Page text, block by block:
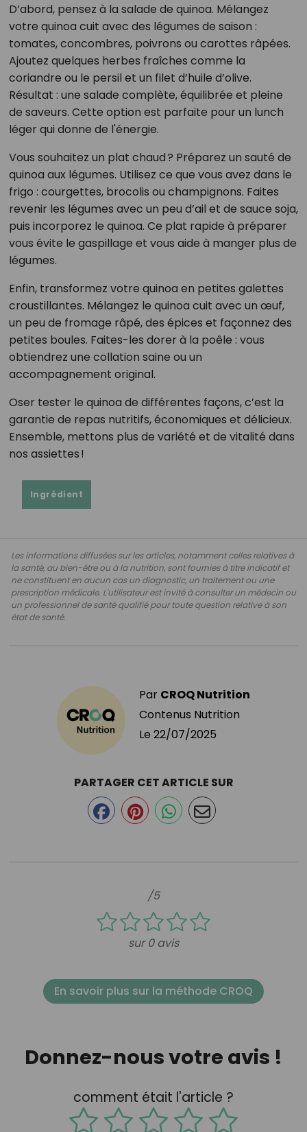
D’abord, pensez à la salade de quinoa. Mélangez
votre quinoa cuit avec des légumes de saison :
tomates, concombres, poivrons ou carottes râpées.
Ajoutez quelques herbes fraîches comme la
coriandre ou le persil et un filet d’huile d’olive.
Résultat : une salade complète, équilibrée et pleine
de saveurs. Cette option est parfaite pour un lunch
léger qui donne de l'énergie.
Vous souhaitez un plat chaud ? Préparez un sauté de
quinoa aux légumes. Utilisez ce que vous avez dans le
frigo : courgettes, brocolis ou champignons. Faites
revenir les légumes avec un peu d’ail et de sauce soja,
puis incorporez le quinoa. Ce plat rapide à préparer
vous évite le gaspillage et vous aide à manger plus de
légumes.
Enfin, transformez votre quinoa en petites galettes
croustillantes. Mélangez le quinoa cuit avec un œuf,
un peu de fromage râpé, des épices et façonnez des
petites boules. Faites-les dorer à la poêle : vous
obtiendrez une collation saine ou un
accompagnement original.
Oser tester le quinoa de différentes façons, c’est la
garantie de repas nutritifs, économiques et délicieux.
Ensemble, mettons plus de variété et de vitalité dans
nos assiettes !
Ingrédient
Les informations diffusées sur les articles, notamment celles relatives à
la santé, au bien-être ou à la nutrition, sont fournies à titre indicatif et
ne constituent en aucun cas un diagnostic, un traitement ou une
prescription médicale. L'utilisateur est invité à consulter un médecin ou
un professionnel de santé qualifié pour toute question relative à son
état de santé.
Par CROQ Nutrition
Contenus Nutrition
Le 22/07/2025
/5
sur 0 avis
PARTAGER CET ARTICLE SUR
En savoir plus sur la méthode CROQ
Donnez-nous votre avis !
comment était l'article ?